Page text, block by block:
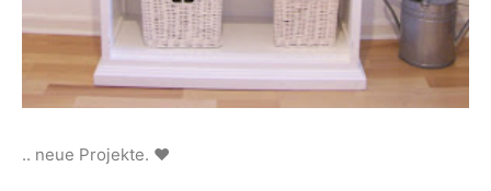
.. neue Projekte. ♥